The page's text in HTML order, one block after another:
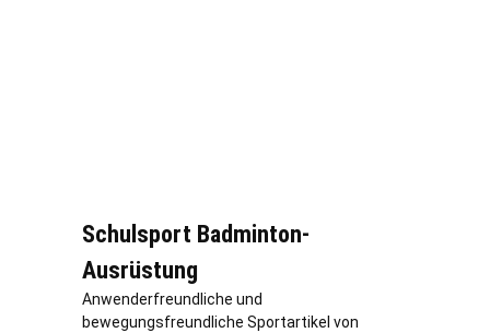
Schulsport Badminton-
Ausrüstung
Anwenderfreundliche und
bewegungsfreundliche Sportartikel von